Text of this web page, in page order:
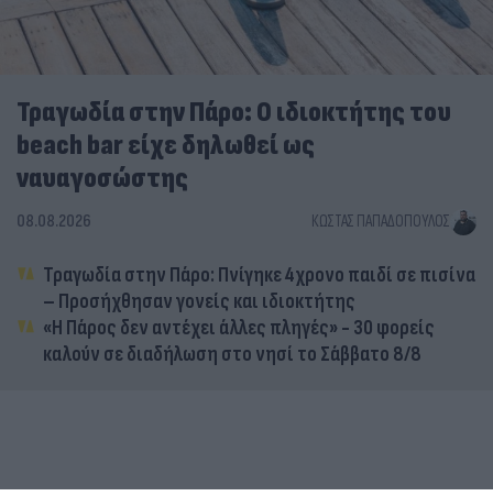
Τραγωδία στην Πάρο: Ο ιδιοκτήτης του
beach bar είχε δηλωθεί ως
ναυαγοσώστης
08.08.2026 ΚΏΣΤΑΣ ΠΑΠΑΔΌΠΟΥΛΟΣ
Τραγωδία στην Πάρο: Πνίγηκε 4χρονο παιδί σε πισίνα
– Προσήχθησαν γονείς και ιδιοκτήτης
«Η Πάρος δεν αντέχει άλλες πληγές» - 30 φορείς
καλούν σε διαδήλωση στο νησί το Σάββατο 8/8